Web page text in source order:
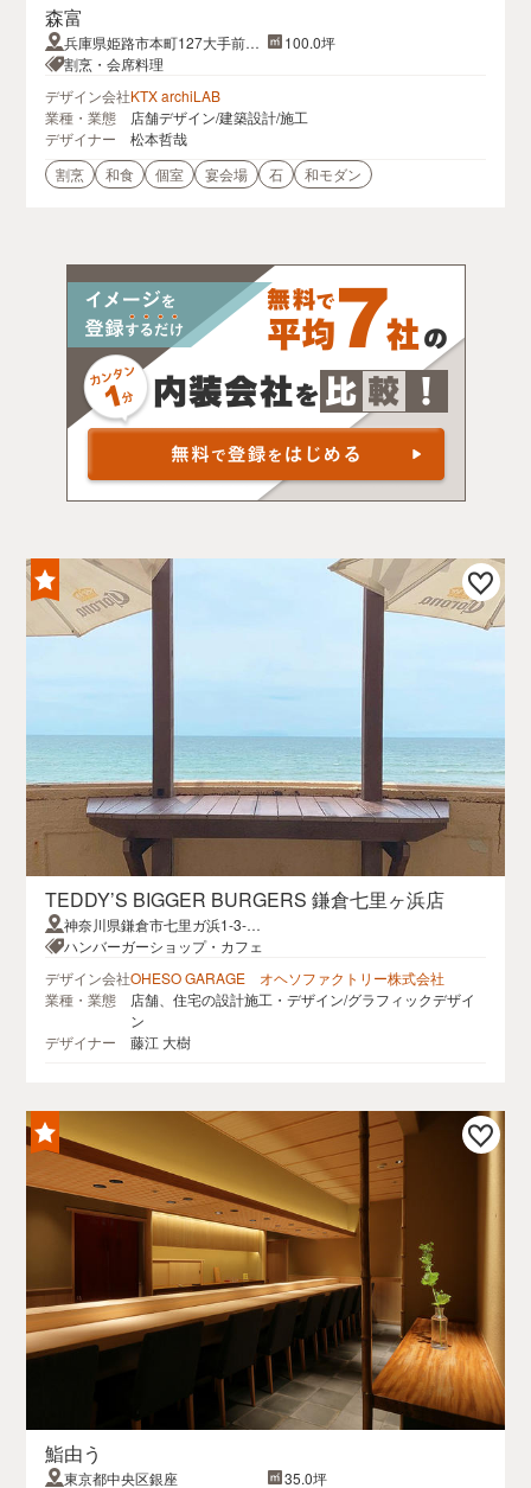
森富
兵庫県姫路市本町127大手前ダ
イネンBLD.Ⅱ1･2Ｆ
100.0坪
割烹・会席料理
デザイン会社KTX archiLAB
業種・業態
店舗デザイン/建築設計/施工
デザイナー
松本哲哉
割烹
和食 個室 宴会場 石 和モダン
TEDDY’S BIGGER BURGERS 鎌倉七里ヶ浜店
神奈川県鎌倉市七里ガ浜1-3-12
KAMAKURA310ビル 2F
ハンバーガーショップ・カフェ
デザイン会社OHESO GARAGE オヘソファクトリー株式会社
業種・業態
店舗、住宅の設計施工・デザイン/グラフィックデザイ
ン
デザイナー
藤江 大樹
鮨由う
東京都中央区銀座 35.0坪